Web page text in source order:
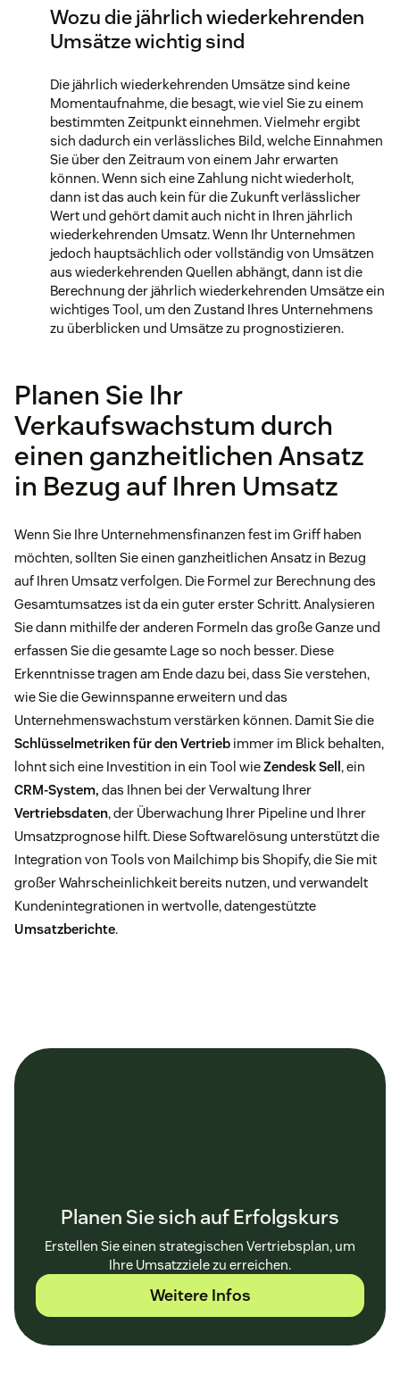
Wozu die jährlich wiederkehrenden
Umsätze wichtig sind
Die jährlich wiederkehrenden Umsätze sind keine
Momentaufnahme, die besagt, wie viel Sie zu einem
bestimmten Zeitpunkt einnehmen. Vielmehr ergibt
sich dadurch ein verlässliches Bild, welche Einnahmen
Sie über den Zeitraum von einem Jahr erwarten
können. Wenn sich eine Zahlung nicht wiederholt,
dann ist das auch kein für die Zukunft verlässlicher
Wert und gehört damit auch nicht in Ihren jährlich
wiederkehrenden Umsatz. Wenn Ihr Unternehmen
jedoch hauptsächlich oder vollständig von Umsätzen
aus wiederkehrenden Quellen abhängt, dann ist die
Berechnung der jährlich wiederkehrenden Umsätze ein
wichtiges Tool, um den Zustand Ihres Unternehmens
zu überblicken und Umsätze zu prognostizieren.
Planen Sie Ihr
Verkaufswachstum durch
einen ganzheitlichen Ansatz
in Bezug auf Ihren Umsatz
Wenn Sie Ihre Unternehmensfinanzen fest im Griff haben
möchten, sollten Sie einen ganzheitlichen Ansatz in Bezug
auf Ihren Umsatz verfolgen. Die Formel zur Berechnung des
Gesamtumsatzes ist da ein guter erster Schritt. Analysieren
Sie dann mithilfe der anderen Formeln das große Ganze und
erfassen Sie die gesamte Lage so noch besser. Diese
Erkenntnisse tragen am Ende dazu bei, dass Sie verstehen,
wie Sie die Gewinnspanne erweitern und das
Unternehmenswachstum verstärken können. Damit Sie die
Schlüsselmetriken für den Vertrieb immer im Blick behalten,
lohnt sich eine Investition in ein Tool wieZendesk Sell , ein
CRM-System, das Ihnen bei der Verwaltung Ihrer
Vertriebsdaten, der Überwachung Ihrer Pipeline und Ihrer
Umsatzprognose hilft. Diese Softwarelösung unterstützt die
Integration von Tools von Mailchimp bis Shopify, die Sie mit
großer Wahrscheinlichkeit bereits nutzen, und verwandelt
Kundenintegrationen in wertvolle, datengestützte
Umsatzberichte.
Planen Sie sich auf Erfolgskurs
Erstellen Sie einen strategischen Vertriebsplan, um
Ihre Umsatzziele zu erreichen.
Weitere Infos